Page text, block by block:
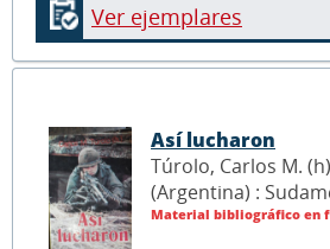
Ver ejemplares
Así lucharon
Túrolo, Carlos M.
(Argentina) :
Material bibliográfico en